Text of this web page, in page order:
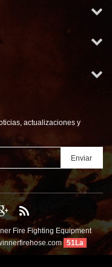
actualizaciones y
Fire Fighting Equipment
51La